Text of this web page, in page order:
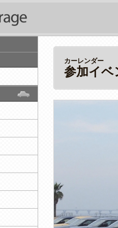
カーレンダー
参加イベ